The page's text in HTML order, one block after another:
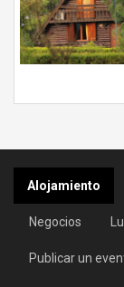
Alojamiento
Negocios
Publicar un